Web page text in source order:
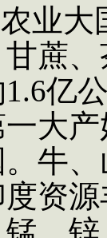
业
蔗
1.6亿
大
牛
资